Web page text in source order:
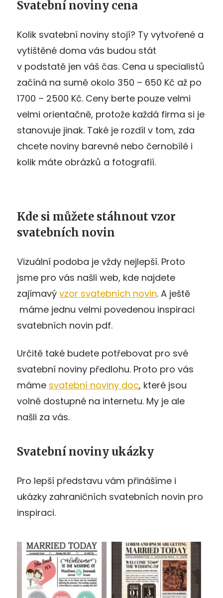
Svatební noviny cena
Kolik svatební noviny stojí? Ty vytvořené a
vytištěné doma vás budou stát
v podstatě jen váš čas. Cena u specialistů
začíná na sumě okolo 350 – 650 Kč až po
1700 – 2500 Kč. Ceny berte pouze velmi
velmi orientačně, protože každá firma si je
stanovuje jinak. Také je rozdíl v tom, zda
chcete noviny barevné nebo černobílé i
kolik máte obrázků a fotografií.
Kde si můžete stáhnout vzor
svatebních novin
Vizuální podoba je vždy nejlepší. Proto
jsme pro vás našli web, kde najdete
zajímavý vzor svatebních novin. A ještě
máme jednu velmi povedenou inspiraci
svatebních novin pdf.
Určitě také budete potřebovat pro své
svatební noviny předlohu. Proto pro vás
máme svatební noviny doc, které jsou
volně dostupné na internetu. My je ale
našli za vás.
Svatební noviny ukázky
Pro lepší představu vám přinášíme i
ukázky zahraničních svatebních novin pro
inspiraci.